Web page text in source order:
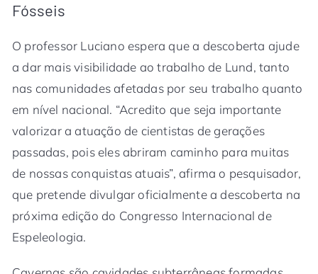
Fósseis
O professor Luciano espera que a descoberta ajude
a dar mais visibilidade ao trabalho de Lund, tanto
nas comunidades afetadas por seu trabalho quanto
em nível nacional. “Acredito que seja importante
valorizar a atuação de cientistas de gerações
passadas, pois eles abriram caminho para muitas
de nossas conquistas atuais”, afirma o pesquisador,
que pretende divulgar oficialmente a descoberta na
próxima edição do Congresso Internacional de
Espeleologia.